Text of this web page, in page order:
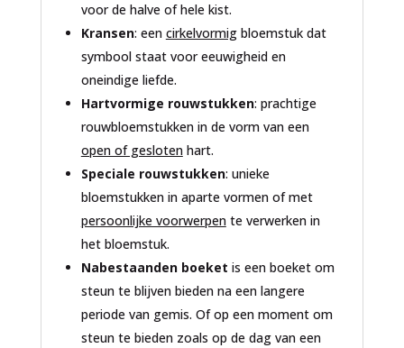
voor de halve of hele kist.
Kransen: een cirkelvormigbloemstuk dat
symbool staat voor eeuwigheid en
oneindige liefde.
Hartvormige rouwstukken: prachtige
rouwbloemstukken in de vorm van een
open of geslotenhart.
Speciale rouwstukken: unieke
bloemstukken in aparte vormen of met
persoonlijke voorwerpente verwerken in
het bloemstuk.
Nabestaanden boeket is een boeket om
steun te blijven bieden na een langere
periode van gemis. Of op een moment om
steun te bieden zoals op de dag van een